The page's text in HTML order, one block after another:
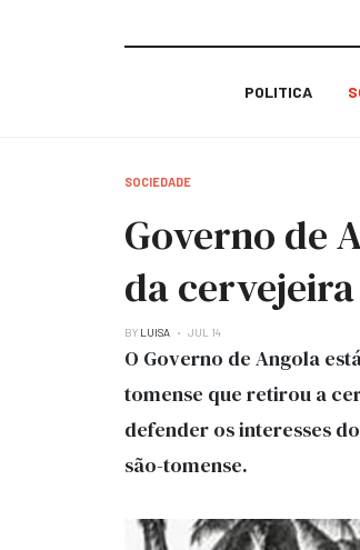
POLITICA
SOCIEDADE
Governo de
da
BY LUISA JUL 14
O Governo de Angola
tomense que retirou a
defender os interesses
são-tomense.